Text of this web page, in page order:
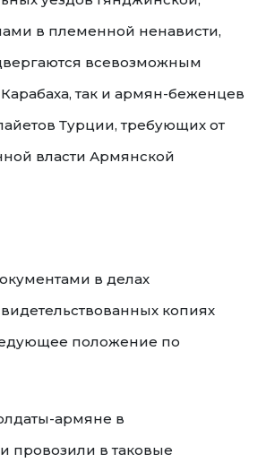
в племенной ненависти,
всевозможным
так и армян-беженцев
Турции, требующих от
власти Армянской
в делах
копиях
положение по
армяне в
провозили в таковые